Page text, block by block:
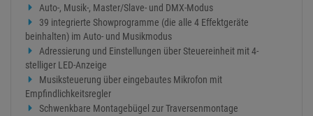
Auto-, Musik-, Master/Slave- und DMX-Modus
39 integrierte Showprogramme (die alle 4 Effektgeräte
beinhalten) im Auto- und Musikmodus
Adressierung und Einstellungen über Steuereinheit mit 4-
stelliger LED-Anzeige
Musiksteuerung über eingebautes Mikrofon mit
Empfindlichkeitsregler
Schwenkbare Montagebügel zur Traversenmontage